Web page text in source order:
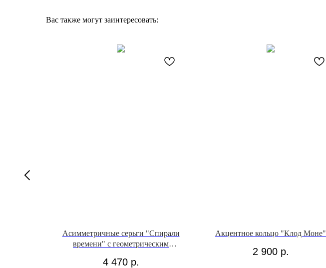
Вас также могут заинтересовать:
Асимметричные серьги "Спирали
времени" с геометрическим
4 470 р.
Акцентное кольцо "Клод Моне"
2 900 р.